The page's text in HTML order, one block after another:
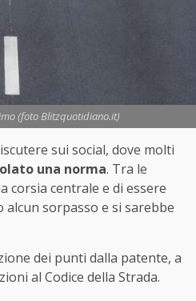
(foto Blitzquotidiano.it)
sui social, dove molti
una norma. Tra le
corsia centrale e di essere
sorpasso e si sarebbe
dei punti dalla patente, a
al Codice della Strada.